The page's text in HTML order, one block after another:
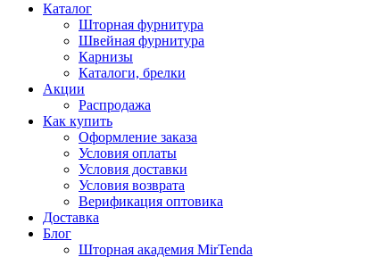
Каталог
Шторная фурнитура
Швейная фурнитура
Карнизы
Каталоги, брелки
Акции
Распродажа
Как купить
Оформление заказа
Условия оплаты
Условия доставки
Условия возврата
Верификация оптовика
Доставка
Блог
Шторная академия MirTenda